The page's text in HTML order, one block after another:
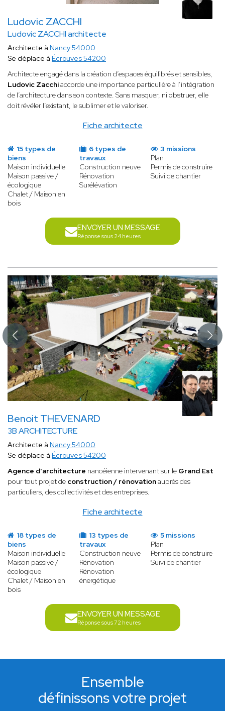
Ludovic ZACCHI
Ludovic ZACCHI architecte
Fiche architecte
Architecte à Nancy 54000
Se déplace à Écrouves 54200
Architecte engagé dans la création d’espaces équilibrés et sensibles,
Ludovic Zacchiaccorde une importance particulière à l’intégration
de l’architecture dans son contexte. Sans masquer, ni obstruer, elle
doit révéler l’existant, le sublimer et le valoriser.
15 types de
biens
Maison individuelle
Maison passive /
écologique
Chalet / Maison en
bois
6 types de
travaux
Construction neuve
Rénovation
Surélévation
3 missions
Plan
Permis de construire
Suivi de chantier
ENVOYER UN MESSAGE
Réponse sous 24 heures
Benoit THEVENARD
3B ARCHITECTURE
Fiche architecte
Architecte à Nancy 54000
Se déplace à Écrouves 54200
Agence d'architecture nancéienne intervenant sur le Grand Est
pour tout projet de construction / rénovationauprès des
particuliers, des collectivités et des entreprises.
18 types de
biens
Maison individuelle
Maison passive /
écologique
Chalet / Maison en
bois
13 types de
travaux
Construction neuve
Rénovation
Rénovation
énergétique
5 missions
Plan
Permis de construire
Suivi de chantier
ENVOYER UN MESSAGE
Réponse sous 72 heures
Ensemble
définissons votre projet